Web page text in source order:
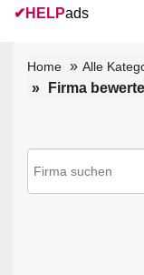
✔ HELPads
Home Alle
Firma